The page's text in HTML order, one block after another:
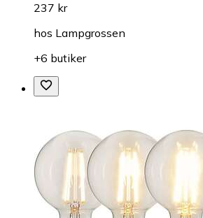
237 kr
hos Lampgrossen
+6 butiker